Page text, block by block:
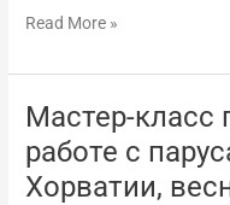
Read More »
Мастер-класс
работе с
Хорватии,
Мастер-
класс
по
швартовкам,